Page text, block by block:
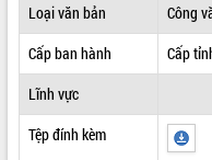
Loại văn bản
Công
Cấp ban hành
Cấp
Lĩnh vực
Tệp đính kèm